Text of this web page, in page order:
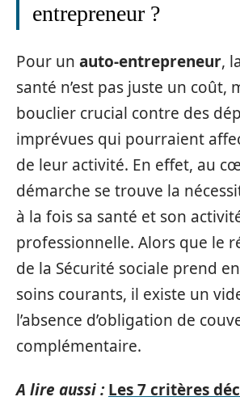
entrepreneur ?
Pour un auto-entrepreneur,
santé n’est pas juste un coût,
bouclier crucial contre des
imprévues qui pourraient
de leur activité. En effet, au
démarche se trouve la
à la fois sa santé et son
professionnelle. Alors que le
de la Sécurité sociale prend
soins courants, il existe un
l’absence d’obligation de
complémentaire.
A lire aussi : Les 7 critères